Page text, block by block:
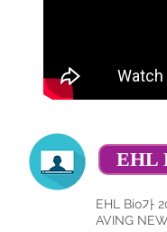
EHL Bio가
AVING
EHL